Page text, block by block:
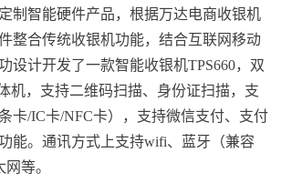
制智能硬件产品，根据万达电商收银机
整合传统收银机功能，结合互联网移动
设计开发了一款智能收银机TPS660，双
机，支持二维码扫描、身份证扫描，支
卡/IC卡/NFC卡），支持微信支付、支付
能。通讯方式上支持wifi、蓝牙（兼容
等。